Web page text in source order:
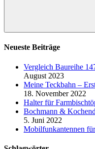
Neueste Beiträge
Vergleich Baureihe
August 2023
Meine Teckbahn –
18. November 2022
Halter für
Bochmann &
5. Juni 2022
Mobilfunkantennen